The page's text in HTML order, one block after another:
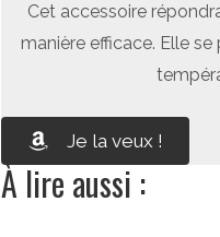
Cet accessoire
manière efficace. Elle
Je la veux !
À lire aussi :